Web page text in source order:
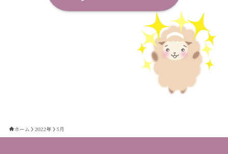
ホーム 2022年 5月